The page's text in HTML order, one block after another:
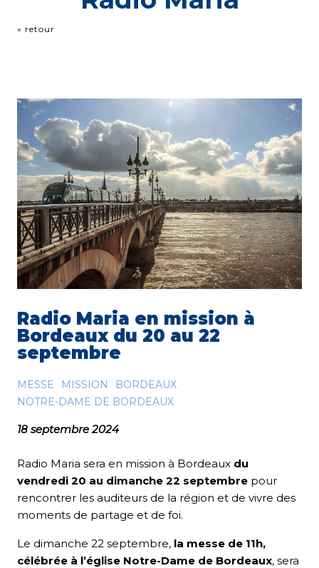
« retour
Radio Maria en mission à
Bordeaux du 20 au 22
septembre
MESSE MISSION
BORDEAUX
NOTRE-DAME DE BORDEAUX
18 septembre 2024
Radio Maria sera en mission à Bordeaux du
vendredi 20 au dimanche 22 septembre pour
rencontrer les auditeurs de la région et de vivre des
moments de partage et de foi.
Le dimanche 22 septembre, la messe de 11h,
célébrée à l’église Notre-Dame de Bordeaux, sera